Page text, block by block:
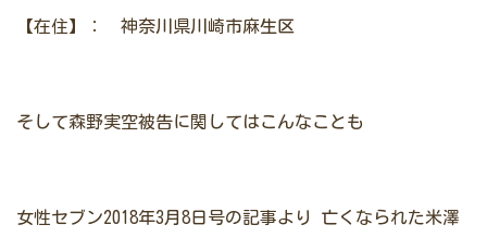
【在住】： 神奈川県川崎市麻生区
そして森野実空被告に関してはこんなことも
女性セブン2018年3月8日号の記事より
亡くなられた米澤